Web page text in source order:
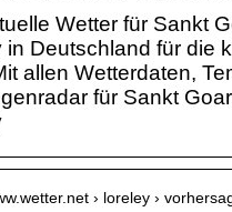
Wetter für Sankt
in Deutschland für die
allen Wetterdaten,
für Sankt
› loreley ›